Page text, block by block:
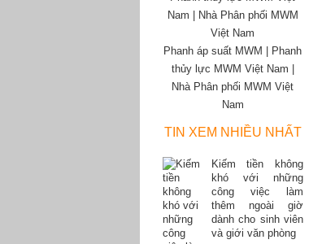
Phanh áp suất MWM | Phanh
thủy lực MWM Việt Nam |
Nhà Phân phối MWM Việt
Nam
TIN XEM NHIỀU NHẤT
Kiếm tiền không
khó với những
công việc làm
thêm ngoài giờ
dành cho sinh viên
và giới văn phòng